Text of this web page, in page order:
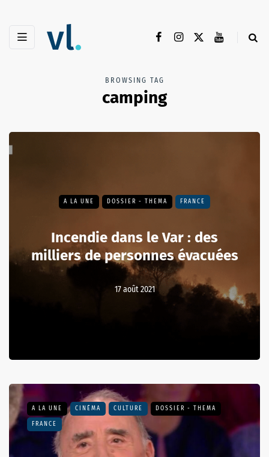
BROWSING TAG
camping
A LA UNE DOSSIER - THEMA FRANCE
Incendie dans le Var : des
milliers de personnes évacuées
17 août 2021
A LA UNE CINÉMA CULTURE DOSSIER - THEMA
FRANCE